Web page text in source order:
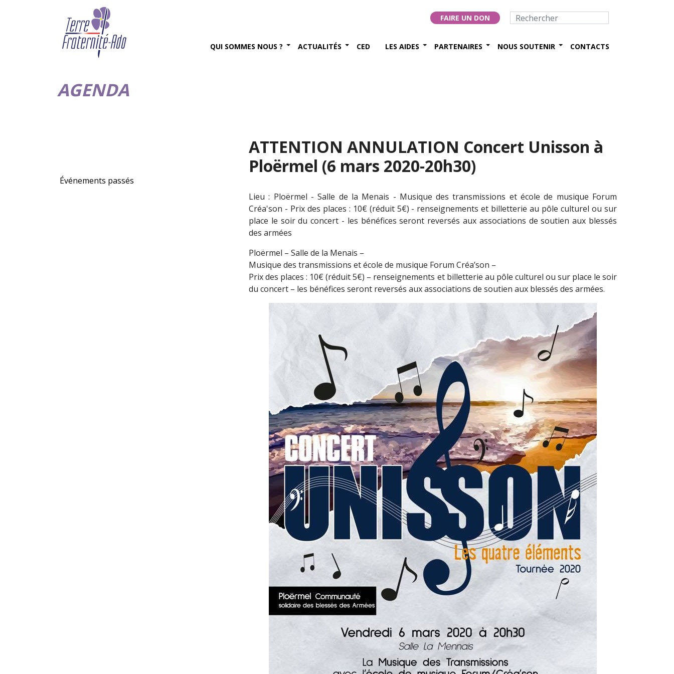
FAIRE UN DON
QUI SOMMES NOUS ? ACTUALITÉS CED LES AIDES PARTENAIRES NOUS SOUTENIR CONTACTS
AGENDA
Événements passés
ATTENTION ANNULATION Concert Unisson à
Ploërmel (6 mars 2020-20h30)
Lieu : Ploërmel - Salle de la Menais - Musique des transmissions et école de musique Forum
Créa'son - Prix des places : 10€ (réduit 5€) - renseignements et billetterie au pôle culturel ou sur
place le soir du concert - les bénéfices seront reversés aux associations de soutien aux blessés
des armées
Ploërmel – Salle de la Menais –
Musique des transmissions et école de musique Forum Créa’son –
Prix des places : 10€ (réduit 5€) – renseignements et billetterie au pôle culturel ou sur place le soir
du concert – les bénéfices seront reversés aux associations de soutien aux blessés des armées.